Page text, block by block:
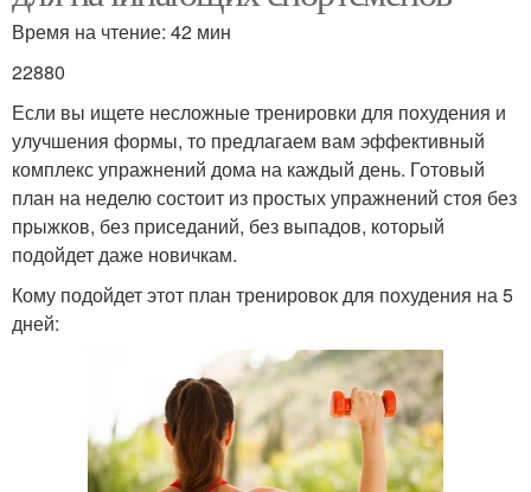
Время на чтение: 42 мин
22880
Если вы ищете несложные тренировки для похудения и
улучшения формы, то предлагаем вам эффективный
комплекс упражнений дома на каждый день. Готовый
план на неделю состоит из простых упражнений стоя без
прыжков, без приседаний, без выпадов, который
подойдет даже новичкам.
Кому подойдет этот план тренировок для похудения на 5
дней: